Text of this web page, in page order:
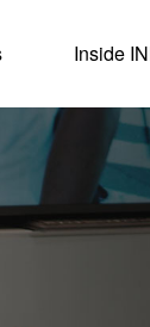
Inside